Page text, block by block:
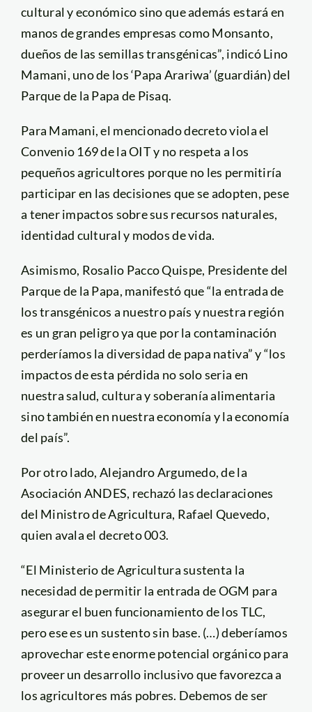
cultural y económico sino que además estará en
manos de grandes empresas como Monsanto,
dueños de las semillas transgénicas”, indicó Lino
Mamani, uno de los ‘Papa Arariwa’ (guardián) del
Parque de la Papa de Pisaq.
Para Mamani, el mencionado decreto viola el
Convenio 169 de la OIT y no respeta a los
pequeños agricultores porque no les permitiría
participar en las decisiones que se adopten, pese
a tener impactos sobre sus recursos naturales,
identidad cultural y modos de vida.
Asimismo, Rosalio Pacco Quispe, Presidente del
Parque de la Papa, manifestó que “la entrada de
los transgénicos a nuestro país y nuestra región
es un gran peligro ya que por la contaminación
perderíamos la diversidad de papa nativa” y “los
impactos de esta pérdida no solo seria en
nuestra salud, cultura y soberanía alimentaria
sino también en nuestra economía y la economía
del país”.
Por otro lado, Alejandro Argumedo, de la
Asociación ANDES, rechazó las declaraciones
del Ministro de Agricultura, Rafael Quevedo,
quien avala el decreto 003.
“El Ministerio de Agricultura sustenta la
necesidad de permitir la entrada de OGM para
asegurar el buen funcionamiento de los TLC,
pero ese es un sustento sin base. (…) deberíamos
aprovechar este enorme potencial orgánico para
proveer un desarrollo inclusivo que favorezca a
los agricultores más pobres. Debemos de ser